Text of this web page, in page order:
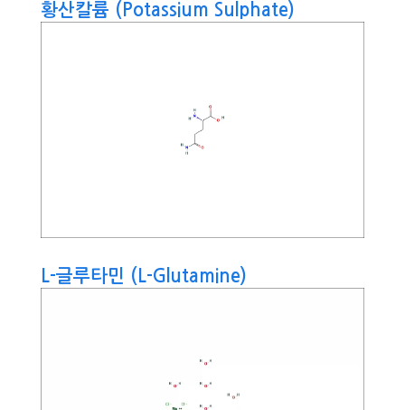
황산칼륨 (Potassium Sulphate)
L-글루타민 (L-Glutamine)